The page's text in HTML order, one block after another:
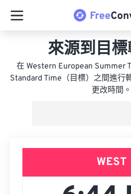
來源到目
在 Western European Summer
Standard Time（目標）之間進行
更改時間。
WEST